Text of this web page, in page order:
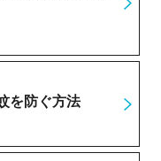
を防ぐ方法